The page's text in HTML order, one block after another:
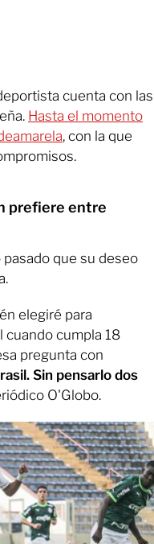
cuenta con las
Hasta el momento
, con la que
prefiere entre
que su deseo
elegiré para
cuando cumpla 18
pregunta con
Sin pensarlo dos
O'Globo.